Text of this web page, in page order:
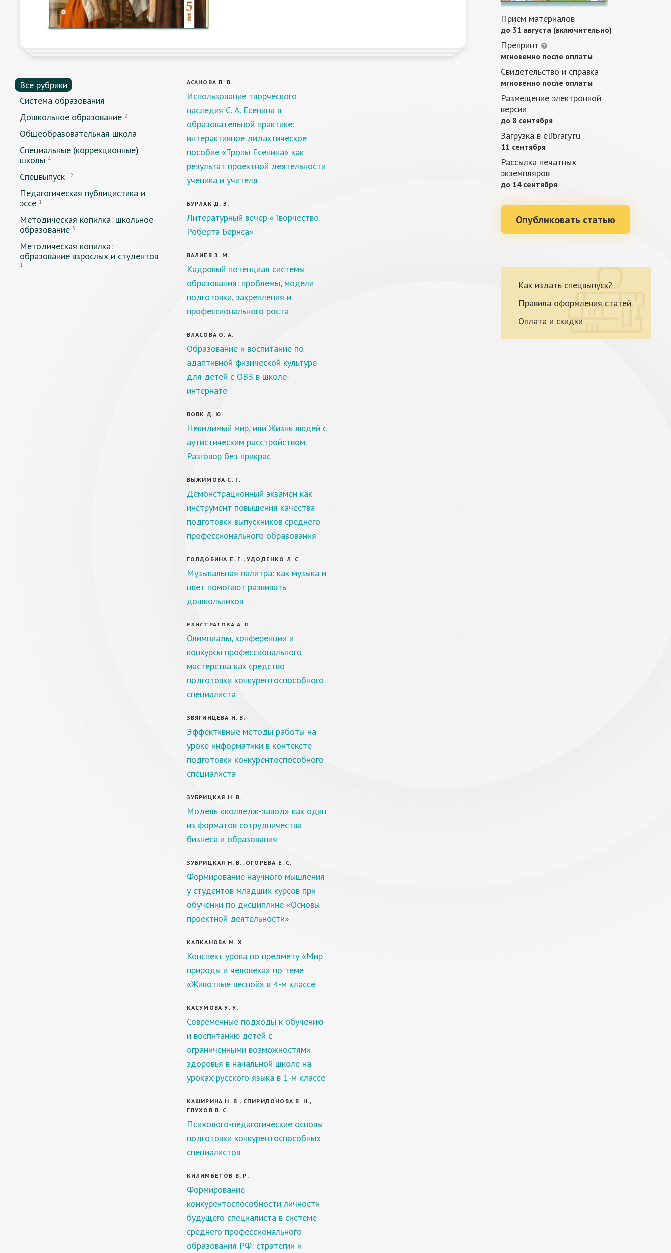
Все рубрики
Система образования 1
Дошкольное образование 2
Общеобразовательная школа 1
Специальные (коррекционные)
школы 4
Спецвыпуск 12
Педагогическая публицистика и
эссе 1
Методическая копилка: школьное
образование 3
Методическая копилка:
образование взрослых и студентов
1
АСАНОВА Л. В.
Использование творческого
наследия С. А. Есенина в
образовательной практике:
интерактивное дидактическое
пособие «Тропы Есенина» как
результат проектной деятельности
ученика и учителя
БУРЛАК Д. З.
Литературный вечер «Творчество
Роберта Бёрнса»
ВАЛИЕВ З. М.
Кадровый потенциал системы
образования: проблемы, модели
подготовки, закрепления и
профессионального роста
ВЛАСОВА О. А.
Образование и воспитание по
адаптивной физической культуре
для детей с ОВЗ в школе-
интернате
ВОВК Д. Ю.
Невидимый мир, или Жизнь людей с
аутистическим расстройством.
Разговор без прикрас
ВЫЖИМОВА С. Г.
Демонстрационный экзамен как
инструмент повышения качества
подготовки выпускников среднего
профессионального образования
ГОЛДОБИНА Е. Г., УДОДЕНКО Л. С.
Музыкальная палитра: как музыка и
цвет помогают развивать
дошкольников
ЕЛИСТРАТОВА А. П.
Олимпиады, конференции и
конкурсы профессионального
мастерства как средство
подготовки конкурентоспособного
специалиста
ЗВЯГИНЦЕВА Н. В.
Эффективные методы работы на
уроке информатики в контексте
подготовки конкурентоспособного
специалиста
ЗУБРИЦКАЯ Н. В.
Модель «колледж-завод» как один
из форматов сотрудничества
бизнеса и образования
ЗУБРИЦКАЯ Н. В., ОГОРЕВА Е. С.
Формирование научного мышления
у студентов младших курсов при
обучении по дисциплине «Основы
проектной деятельности»
КАПКАНОВА М. Х.
Конспект урока по предмету «Мир
природы и человека» по теме
«Животные весной» в 4-м классе
КАСУМОВА У. У.
Современные подходы к обучению
и воспитанию детей с
ограниченными возможностями
здоровья в начальной школе на
уроках русского языка в 1-м классе
КАШИРИНА Н. В., СПИРИДОНОВА В. Н.,
ГЛУХОВ В. С.
Психолого-педагогические основы
подготовки конкурентоспособных
специалистов
КИЛИМБЕТОВ В. Р.
Формирование
конкурентоспособности личности
будущего специалиста в системе
среднего профессионального
образования РФ: стратегии и
Прием материалов
до 31 августа (включительно)
Препринт
мгновенно после оплаты
Свидетельство и справка
мгновенно после оплаты
Размещение электронной
версии
до 8 сентября
Загрузка в elibrary.ru
11 сентября
Рассылка печатных
экземпляров
до 14 сентября
Опубликовать статью
Как издать спецвыпуск?
Правила оформления статей
Оплата и скидки